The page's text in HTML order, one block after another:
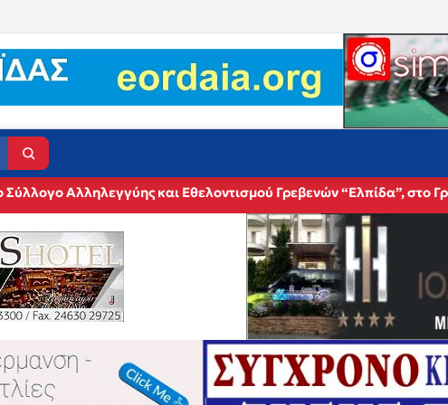
Αλληλεγγύης και Εθελοντισμού Γρεβενών “Ελπίδα”, στο